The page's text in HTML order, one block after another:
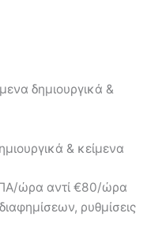
δημιουργικά &
& κείμενα
ώρα αντί €80/ώρα
ρυθμίσεις